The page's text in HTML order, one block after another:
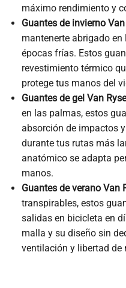
máximo rendimiento y
Guantes de invierno
mantenerte abrigado
épocas frías. Estos
revestimiento térmico
protege tus manos del
Guantes de gel Van
en las palmas, estos
absorción de impactos
durante tus rutas más
anatómico se adapta
manos.
Guantes de verano Van
transpirables, estos
salidas en bicicleta en
malla y su diseño sin
ventilación y libertad de